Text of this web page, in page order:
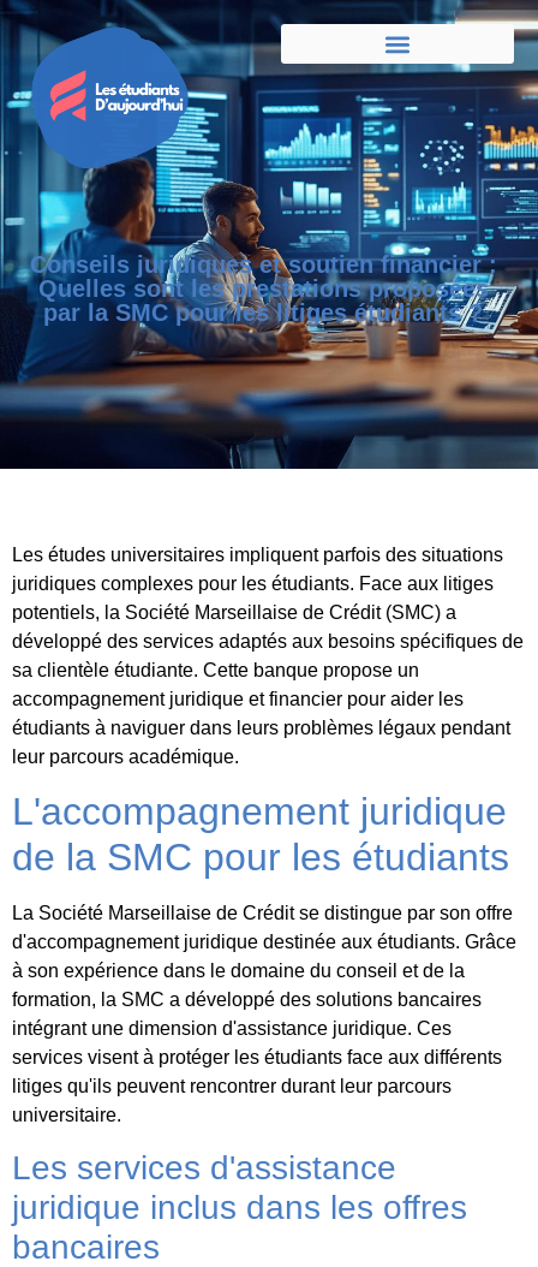
Conseils juridiques et soutien financier :
Quelles sont les prestations proposées
par la SMC pour les litiges étudiants ?
Les études universitaires impliquent parfois des situations
juridiques complexes pour les étudiants. Face aux litiges
potentiels, la Société Marseillaise de Crédit (SMC) a
développé des services adaptés aux besoins spécifiques de
sa clientèle étudiante. Cette banque propose un
accompagnement juridique et financier pour aider les
étudiants à naviguer dans leurs problèmes légaux pendant
leur parcours académique.
L'accompagnement juridique
de la SMC pour les étudiants
La Société Marseillaise de Crédit se distingue par son offre
d'accompagnement juridique destinée aux étudiants. Grâce
à son expérience dans le domaine du conseil et de la
formation, la SMC a développé des solutions bancaires
intégrant une dimension d'assistance juridique. Ces
services visent à protéger les étudiants face aux différents
litiges qu'ils peuvent rencontrer durant leur parcours
universitaire.
Les services d'assistance
juridique inclus dans les offres
bancaires